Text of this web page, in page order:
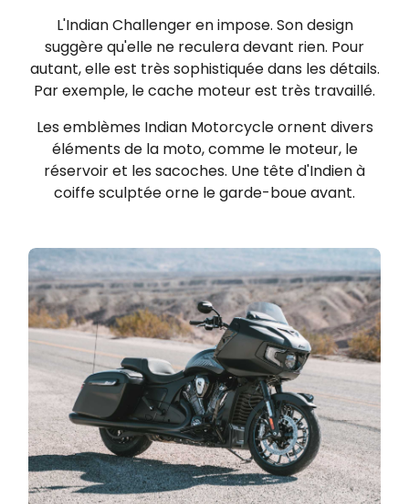
L'Indian Challenger en impose. Son design
suggère qu'elle ne reculera devant rien. Pour
autant, elle est très sophistiquée dans les détails.
Par exemple, le cache moteur est très travaillé.
Les emblèmes Indian Motorcycle ornent divers
éléments de la moto, comme le moteur, le
réservoir et les sacoches. Une tête d'Indien à
coiffe sculptée orne le garde-boue avant.